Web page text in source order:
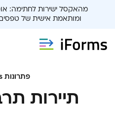
מהאקסל ישירות לחתימה:
ומותאמת אישית של
פתרונות iForms
תיירות